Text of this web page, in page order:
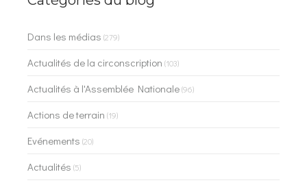
Dans les médias (279)
Actualités de la circonscription (103)
Actualités à l'Assemblée Nationale(96)
Actions de terrain (19)
Evénements (20)
Actualités (5)